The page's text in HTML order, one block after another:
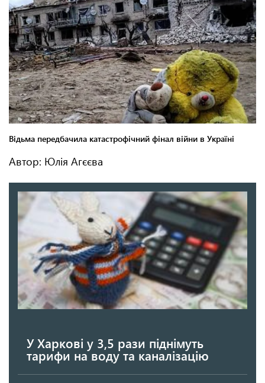
Автор: Юлія Агєєва
У Харкові у 3,5 рази піднімуть
тарифи на воду та каналізацію